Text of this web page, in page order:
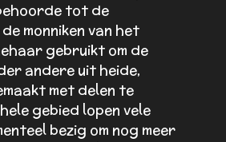
tot de
monniken van het
gebruikt om de
andere uit heide,
met delen te
gebied lopen vele
bezig om nog meer